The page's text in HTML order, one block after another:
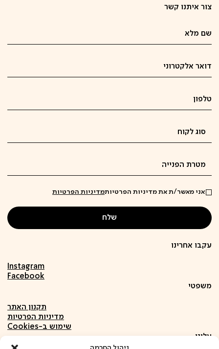
צור איתנו קשר
אני מאשר/ת את מדיניות הפרטיותמדיניות הפרטיות
עקבו אחרינו
Instagram
Facebook
משפטי
תקנון האתר
מדיניות הפרטיות
שימוש ב-Cookies
עלינו